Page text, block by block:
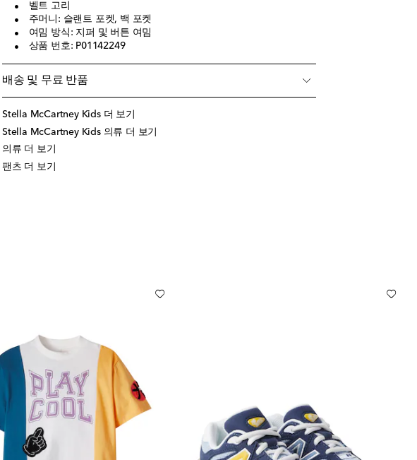
벨트 고리
주머니: 슬랜트 포켓, 백 포켓
여밈 방식: 지퍼 및 버튼 여밈
상품 번호: P01142249
배송 및 무료 반품
Stella McCartney Kids 더 보기
Stella McCartney Kids 의류 더 보기
의류 더 보기
팬츠 더 보기